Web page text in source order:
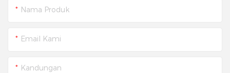
Nama Produk
Email Kami
Kandungan